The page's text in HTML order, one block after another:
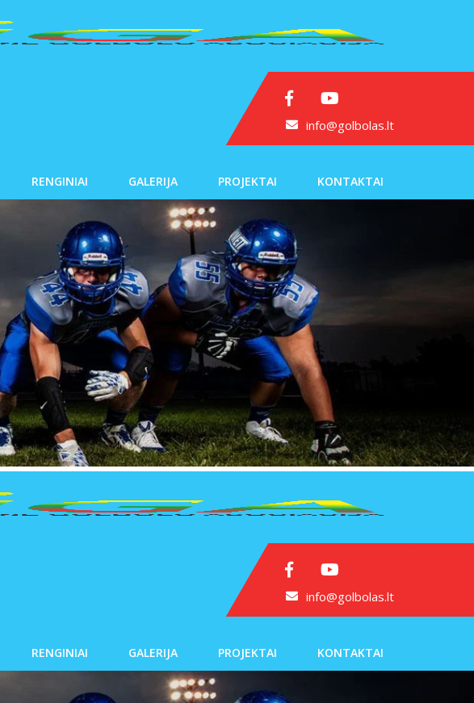
info@golbolas.lt
RENGINIAI GALERIJA PROJEKTAI KONTAKTAI
info@golbolas.lt
RENGINIAI GALERIJA PROJEKTAI KONTAKTAI